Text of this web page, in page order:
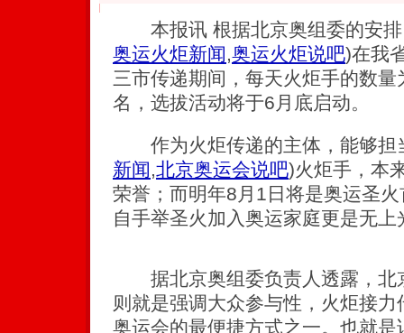
本报讯 根据北京奥组委的安
奥运火炬新闻,奥运火炬说吧)在我
三市传递期间，每天火炬手的数
名，选拔活动将于6月底启动。
作为火炬传递的主体，能够担
新闻,北京奥运会说吧)火炬手，本
荣誉；而明年8月1日将是奥运圣
自手举圣火加入奥运家庭更是无上
据北京奥组委负责人透露，北
则就是强调大众参与性，火炬接
奥运会的最便捷方式之一。也就